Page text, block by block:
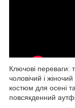
Ключові переваги:
чоловічий і
костюм для осені
повсякденний